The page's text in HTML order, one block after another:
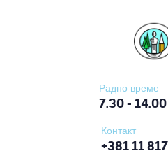
Радно време
7.30 -
Контакт
+381 11
ОШ СЛОБОДАН
О ШКОЛИ
РАДА
ВЕСТИ
ЗА ЂАКЕ